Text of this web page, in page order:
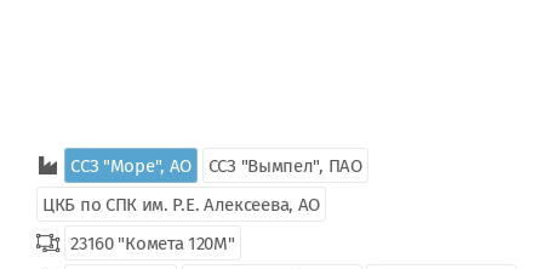
ССЗ "Море", AO
ССЗ "Вымпел", ПАО
ЦКБ по СПК им. Р.Е. Алексеева, АО
23160 "Комета 120М"